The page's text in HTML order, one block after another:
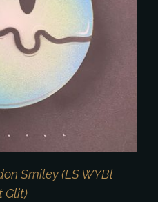
Smiley (LS WYBl
Glit)